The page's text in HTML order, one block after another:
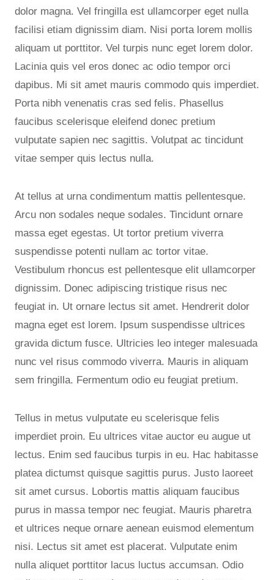
dolor magna. Vel fringilla est ullamcorper eget nulla
facilisi etiam dignissim diam. Nisi porta lorem mollis
aliquam ut porttitor. Vel turpis nunc eget lorem dolor.
Lacinia quis vel eros donec ac odio tempor orci
dapibus. Mi sit amet mauris commodo quis imperdiet.
Porta nibh venenatis cras sed felis. Phasellus
faucibus scelerisque eleifend donec pretium
vulputate sapien nec sagittis. Volutpat ac tincidunt
vitae semper quis lectus nulla.
At tellus at urna condimentum mattis pellentesque.
Arcu non sodales neque sodales. Tincidunt ornare
massa eget egestas. Ut tortor pretium viverra
suspendisse potenti nullam ac tortor vitae.
Vestibulum rhoncus est pellentesque elit ullamcorper
dignissim. Donec adipiscing tristique risus nec
feugiat in. Ut ornare lectus sit amet. Hendrerit dolor
magna eget est lorem. Ipsum suspendisse ultrices
gravida dictum fusce. Ultricies leo integer malesuada
nunc vel risus commodo viverra. Mauris in aliquam
sem fringilla. Fermentum odio eu feugiat pretium.
Tellus in metus vulputate eu scelerisque felis
imperdiet proin. Eu ultrices vitae auctor eu augue ut
lectus. Enim sed faucibus turpis in eu. Hac habitasse
platea dictumst quisque sagittis purus. Justo laoreet
sit amet cursus. Lobortis mattis aliquam faucibus
purus in massa tempor nec feugiat. Mauris pharetra
et ultrices neque ornare aenean euismod elementum
nisi. Lectus sit amet est placerat. Vulputate enim
nulla aliquet porttitor lacus luctus accumsan. Odio